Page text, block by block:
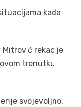
kada
rekao je
trenutku
svojevoljno,